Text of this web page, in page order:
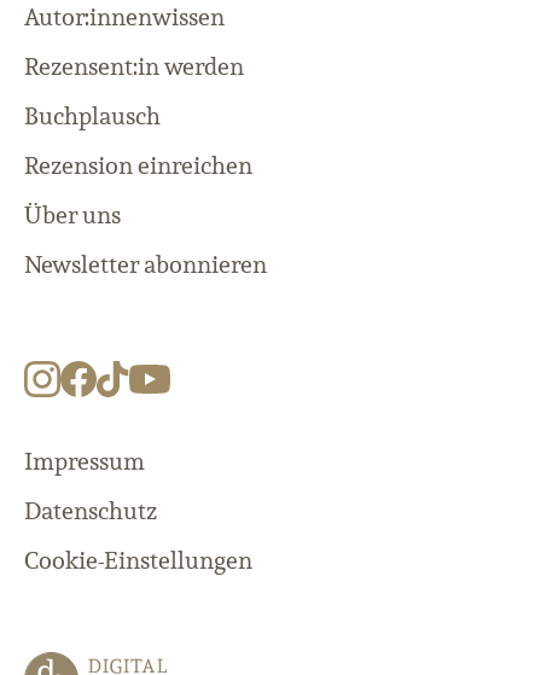
Autor:innenwissen
Rezensent:in werden
Buchplausch
Rezension einreichen
Über uns
Newsletter abonnieren
Impressum
Datenschutz
Cookie-Einstellungen